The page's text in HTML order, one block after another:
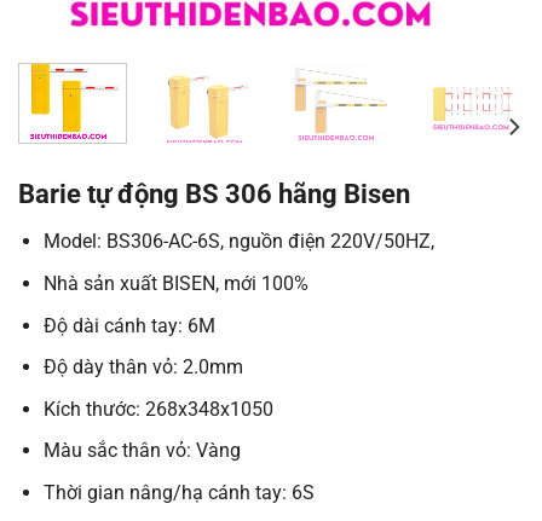
Barie tự động BS 306 hãng Bisen
Model: BS306-AC-6S, nguồn điện 220V/50HZ,
Nhà sản xuất BISEN, mới 100%
Độ dài cánh tay: 6M
Độ dày thân vỏ: 2.0mm
Kích thước: 268x348x1050
Màu sắc thân vỏ: Vàng
Thời gian nâng/hạ cánh tay: 6S